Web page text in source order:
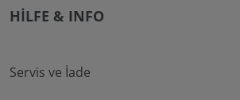
HILFE & INFO
Servis ve İade